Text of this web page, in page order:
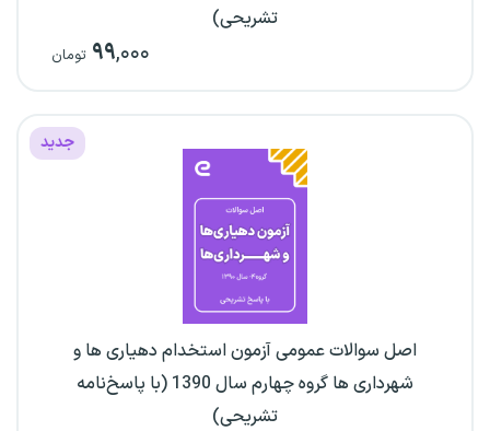
تشریحی)
۹۹,۰۰۰ تومان
جدید
اصل سوالات عمومی آزمون استخدام دهیاری ها و
شهرداری ها گروه چهارم سال 1390 (با پاسخ‌نامه
تشریحی)